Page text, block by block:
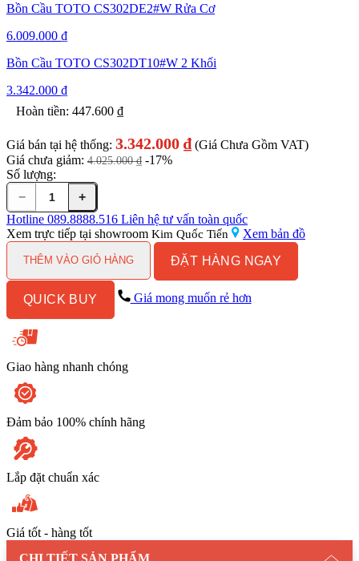
Bồn Cầu TOTO CS302DE2#W Rửa Cơ
6.009.000 ₫
Bồn Cầu TOTO CS302DT10#W 2 Khối
3.342.000 ₫
Hoàn tiền: 447.600 ₫
Giá bán tại hệ thống: 3.342.000 ₫ (Giá Chưa Gồm VAT)
Giá chưa giảm: 4.025.000₫ -17%
Số lượng:
Cầu
TOTO
CS302DT3#W
Khối
lượng
−
+
Hotline 089.8888.516 Liên hệ tư vấn toàn quốc
Xem trực tiếp tại showroom Kim Quốc Tiến Xem bản đồ
THÊM VÀO GIỎ HÀNG ĐẶT HÀNG NGAY
QUICK BUY Giá mong muốn rẻ hơn
Giao hàng nhanh chóng
Đảm bảo 100% chính hãng
Lắp đặt chuẩn xác
Giá tốt - hàng tốt
CHI TIẾT SẢN PHẨM